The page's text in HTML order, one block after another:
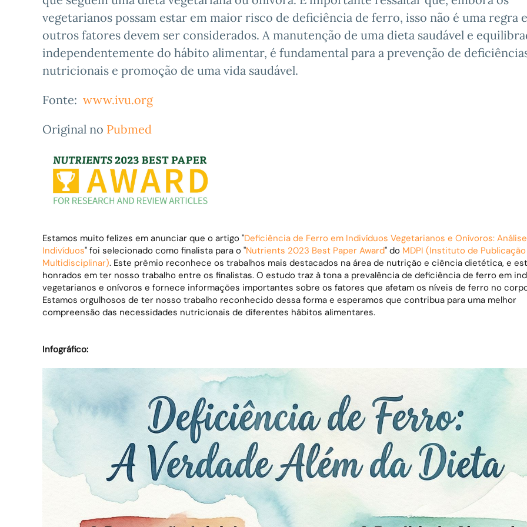
vegetarianos possam estar em maior risco de deficiência de ferro, isso não é uma regra e
outros fatores devem ser considerados. A manutenção de uma dieta saudável e
independentemente do hábito alimentar, é fundamental para a prevenção de
nutricionais e promoção de uma vida saudável.
Fonte: www.ivu.org
Original no Pubmed
Estamos muito felizes em anunciar que o artigo "Deficiência de Ferro em Indivíduos Vegetarianos e Onívoros:
Indivíduos" foi selecionado como finalista para o "Nutrients 2023 Best Paper Award" do MDPI (Instituto de
Multidisciplinar). Este prêmio reconhece os trabalhos mais destacados na área de nutrição e ciência dietética, e
honrados em ter nosso trabalho entre os finalistas. O estudo traz à tona a prevalência de deficiência de ferro em
vegetarianos e onívoros e fornece informações importantes sobre os fatores que afetam os níveis de ferro no
Estamos orgulhosos de ter nosso trabalho reconhecido dessa forma e esperamos que contribua para uma melhor
compreensão das necessidades nutricionais de diferentes hábitos alimentares.
Infográfico: